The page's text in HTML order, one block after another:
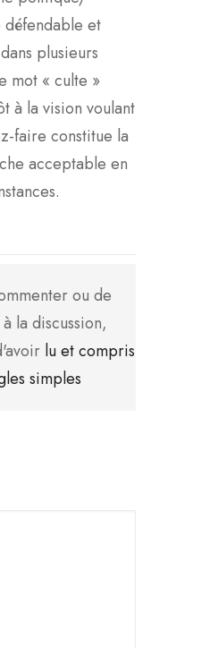
défendable et
plusieurs
mot « culte »
à la vision voulant
faire constitue la
acceptable en
ou de
la discussion,
lu et compris
simples